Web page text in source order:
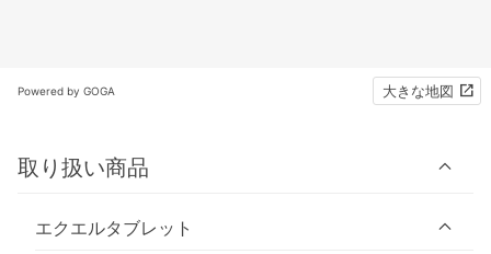
Powered by GOGA 大きな地図
取り扱い商品
エクエルタブレット